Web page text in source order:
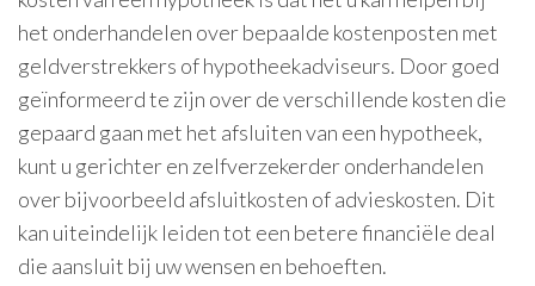
het onderhandelen over bepaalde kostenposten met
geldverstrekkers of hypotheekadviseurs. Door goed
geïnformeerd te zijn over de verschillende kosten die
gepaard gaan met het afsluiten van een hypotheek,
kunt u gerichter en zelfverzekerder onderhandelen
over bijvoorbeeld afsluitkosten of advieskosten. Dit
kan uiteindelijk leiden tot een betere financiële deal
die aansluit bij uw wensen en behoeften.